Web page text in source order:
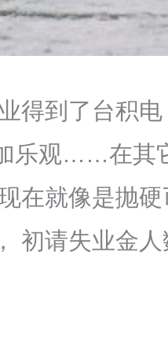
得到了台积电
乐观……在其
在就像是抛硬
初请失业金人